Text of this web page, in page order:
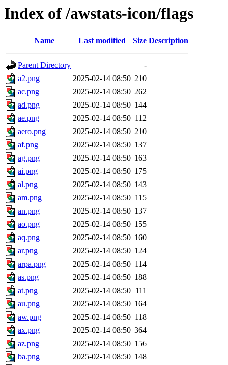
Index of /awstats-icon/flags
Name Last modified Size Description
Parent Directory
-
a2.png
2025-02-14 08:50 210
ac.png
2025-02-14 08:50 262
ad.png
2025-02-14 08:50 144
ae.png
2025-02-14 08:50 112
aero.png
2025-02-14 08:50 210
af.png
2025-02-14 08:50 137
ag.png
2025-02-14 08:50 163
ai.png
2025-02-14 08:50 175
al.png
2025-02-14 08:50 143
am.png
2025-02-14 08:50 115
an.png
2025-02-14 08:50 137
ao.png
2025-02-14 08:50 155
aq.png
2025-02-14 08:50 160
ar.png
2025-02-14 08:50 124
arpa.png
2025-02-14 08:50 114
as.png
2025-02-14 08:50 188
at.png
2025-02-14 08:50 111
au.png
2025-02-14 08:50 164
aw.png
2025-02-14 08:50 118
ax.png
2025-02-14 08:50 364
az.png
2025-02-14 08:50 156
ba.png
2025-02-14 08:50 148